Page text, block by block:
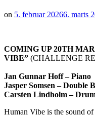
on 5. februar 20266. marts
COMING UP 20TH
VIBE” (CHALLENGE
Jan Gunnar Hoff – Piano
Jasper Somsen – Double
Carsten Lindholm –
Human Vibe is the sound of